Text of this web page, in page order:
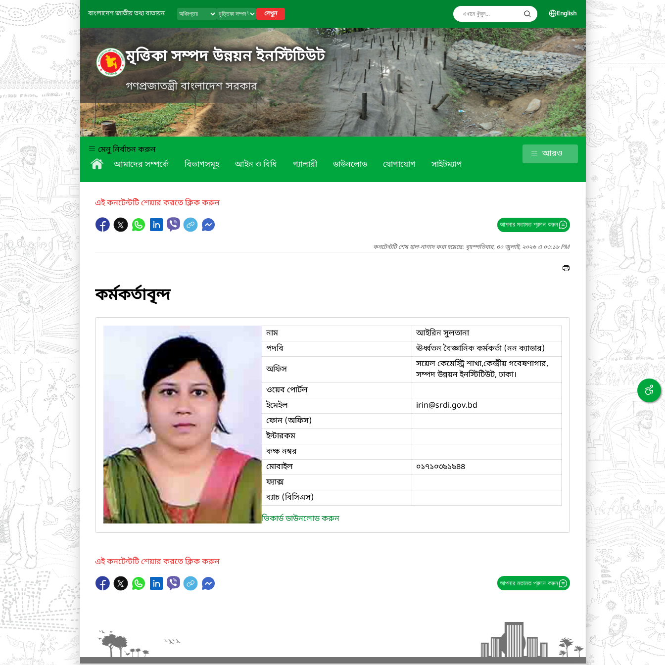
বাংলাদেশ জাতীয় তথ্য বাতায়ন দেখুন English
মৃত্তিকা সম্পদ উন্নয়ন ইনস্টিটিউট
গণপ্রজাতন্ত্রী বাংলাদেশ সরকার
মেনু নির্বাচন করুন
আমাদের সম্পর্কে
বিভাগসমূহ আইন ও বিধি গ্যালারী ডাউনলোড যোগাযোগ সাইটম্যাপ
আরও
এই কনটেন্টটি শেয়ার করতে ক্লিক করুন
আপনার মতামত প্রদান করুন
কনটেন্টটি শেষ হাল-নাগাদ করা হয়েছে: বৃহস্পতিবার, ৩০ জুলাই, ২০২৬ এ ০৩:১৮ PM
কর্মকর্তাবৃন্দ
নাম
আইরিন সুলতানা
পদবি
ঊর্ধ্বতন বৈজ্ঞানিক কর্মকর্তা (নন ক্যাডার)
অফিস
সয়েল কেমেস্ট্রি শাখা,কেন্দ্রীয় গবেষণাগার,
সম্পদ উন্নয়ন ইনস্টিটিউট, ঢাকা।
ওয়েব পোর্টল
ইমেইল
irin@srdi.gov.bd
ফোন (অফিস)
ইন্টারকম
কক্ষ নম্বর
মোবাইল
০১৭১০৩৯১৯৪৪
ফ্যাক্স
ব্যাচ (বিসিএস)
ভিকার্ড ডাউনলোড করুন
এই কনটেন্টটি শেয়ার করতে ক্লিক করুন
আপনার মতামত প্রদান করুন